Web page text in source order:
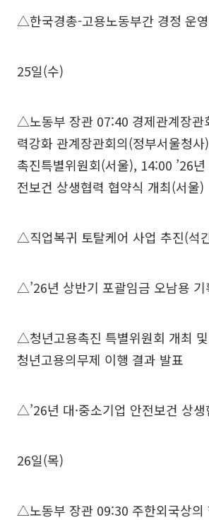
△한국경총-고용노동부간 경정 운
25일(수)
△노동부 장관 07:40 경제관계장관
력강화 관계장관회의(정부서울청
촉진특별위원회(서울), 14:00 ’26년
전보건 상생협력 협약식 개최(서울)
△직업복귀 토탈케어 사업 추진(석
△’26년 상반기 포괄임금 오남용 기
△청년고용촉진 특별위원회 개최
청년고용의무제 이행 결과 발표
△’26년 대·중소기업 안전보건 상생
26일(목)
△노동부 장관 09:30 주한외국상의